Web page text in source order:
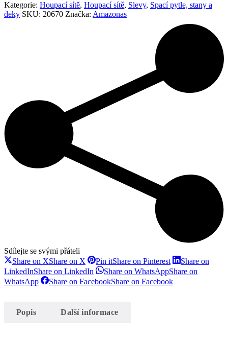
Kategorie: Houpací sítě, Houpací sítě, Slevy, Spací pytle, stany a
deky SKU: 20670 Značka: Amazonas
Sdílejte se svými přáteli
Share on XShare on X Pin itShare on Pinterest
Share on
LinkedInShare on LinkedIn Share on WhatsAppShare on
WhatsApp
Share on FacebookShare on Facebook
Popis Další informace